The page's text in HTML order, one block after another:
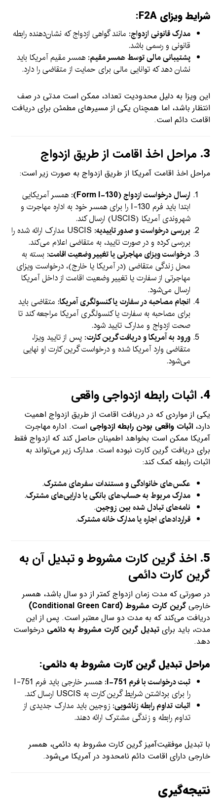
شرایط ویزای F2A:
مدارک قانونی ازدواج: مانند گواهی ازدواج که نشان‌دهنده رابطه
قانونی و رسمی باشد.
پشتیبانی مالی توسط همسر مقیم: همسر مقیم آمریکا باید
نشان دهد که توانایی مالی برای حمایت از متقاضی را دارد.
این ویزا به دلیل محدودیت تعداد، ممکن است مدتی در صف
انتظار باشد، اما همچنان یکی از مسیرهای مطمئن برای دریافت
اقامت دائم است.
3. مراحل اخذ اقامت از طریق ازدواج
مراحل اخذ اقامت آمریکا از طریق ازدواج به صورت زیر است:
ارسال درخواست ازدواج (Form I-130)
: همسر آمریکایی
ابتدا باید فرم I-130 را برای همسر خود به اداره مهاجرت و
شهروندی آمریکا (USCIS) ارسال کند.
بررسی درخواست و صدور تاییدیه
: USCIS مدارک ارائه شده را
بررسی کرده و در صورت تایید، به متقاضی اعلام می‌کند.
درخواست ویزای مهاجرتی یا تغییر وضعیت اقامت: بسته به
محل زندگی متقاضی (در آمریکا یا خارج)، درخواست ویزای
مهاجرتی از سفارت یا تغییر وضعیت اقامت از داخل آمریکا
ارسال می‌شود.
انجام مصاحبه در سفارت یا کنسولگری آمریکا: متقاضی باید
برای مصاحبه به سفارت یا کنسولگری آمریکا مراجعه کند تا
صحت ازدواج و مدارک تایید شود.
ورود به آمریکا و دریافت گرین کارت: پس از تایید ویزا،
متقاضی وارد آمریکا شده و درخواست گرین کارت او نهایی
می‌شود.
4. اثبات رابطه ازدواجی واقعی
یکی از مواردی که در دریافت اقامت از طریق ازدواج اهمیت
دارد،اثبات واقعی بودن رابطه ازدواجی است. اداره مهاجرت
آمریکا ممکن است بخواهد اطمینان حاصل کند که ازدواج فقط
برای دریافت گرین کارت نبوده است. مدارک زیر می‌تواند به
اثبات رابطه کمک کند:
عکس‌های خانوادگی و مستندات سفرهای مشترک.
مدارک مربوط به حساب‌های بانکی یا دارایی‌های مشترک.
نامه‌های تبادل شده بین زوجین.
قراردادهای اجاره یا مدارک خانه مشترک.
5. اخذ گرین کارت مشروط و تبدیل آن به
گرین کارت دائمی
در صورتی که مدت زمان ازدواج کمتر از دو سال باشد، همسر
خارجیگرین کارت مشروط (Conditional Green Card)
دریافت می‌کند که به مدت دو سال معتبر است. پس از این
مدت، باید برایتبدیل گرین کارت مشروط به دائمی درخواست
دهد.
مراحل تبدیل گرین کارت مشروط به دائمی:
ثبت درخواست با فرم I-751
: همسر خارجی باید فرم I-751
را برای برداشتن شرایط گرین کارت به USCIS ارسال کند.
اثبات تداوم رابطه زناشویی: زوجین باید مدارک جدیدی از
تداوم رابطه و زندگی مشترک ارائه دهند.
با تبدیل موفقیت‌آمیز گرین کارت مشروط به دائمی، همسر
خارجی دارای اقامت دائم نامحدود در آمریکا می‌شود.
نتیجه‌گیری